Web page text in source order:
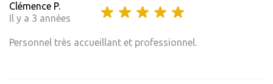
Clémence P.
Il y a 3 années
Personnel très accueillant et professionnel.